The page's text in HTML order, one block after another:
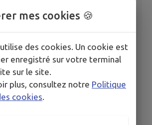
Conseil municipal du 2 juin 2025
du Conseil municipal du 2 juin
mes cookies 🍪
des cookies. Un cookie est
enregistré sur votre terminal
sur le site.
plus, consultez notre Politique
cookies.